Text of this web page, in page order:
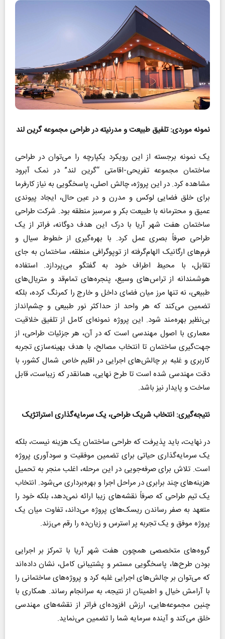
نمونه موردی: تلفیق طبیعت و مدرنیته در طراحی مجموعه گرین لند
یک نمونه برجسته از این رویکرد یکپارچه را می‌توان در طراحی
ساختمان مجموعه تفریحی-اقامتی “گرین لند” در نمک آبرود
مشاهده کرد. در این پروژه، چالش اصلی، پاسخگویی به نیاز کارفرما
برای خلق فضایی لوکس و مدرن و در عین حال، ایجاد پیوندی
عمیق و محترمانه با طبیعت بکر و سرسبز منطقه بود. شرکت طراحی
ساختمان هفت شهر آریا با درک این هدف دوگانه، فراتر از یک
طراحی صرفاً بصری عمل کرد. با بهره‌گیری از خطوط سیال و
فرم‌های ارگانیک الهام‌گرفته از توپوگرافی منطقه، ساختمان به جای
تقابل، با محیط اطراف خود به گفتگو می‌پردازد. استفاده
هوشمندانه از تراس‌های وسیع، پنجره‌های تمام‌قد و متریال‌های
طبیعی، نه تنها مرز میان فضای داخل و خارج را کمرنگ کرده، بلکه
تضمین می‌کند که هر واحد از حداکثر نور طبیعی و چشم‌انداز
بی‌نظیر بهره‌مند شود. این پروژه نمونه‌ای کامل از تلفیق خلاقیت
معماری با اصول مهندسی است که در آن، هر جزئیات طراحی، از
جهت‌گیری ساختمان تا انتخاب مصالح، با هدف بهینه‌سازی تجربه
کاربری و غلبه بر چالش‌های اجرایی در اقلیم خاص شمال کشور، با
دقت مهندسی شده است تا طرح نهایی، همانقدر که زیباست، قابل
ساخت و پایدار نیز باشد.
نتیجه‌گیری: انتخاب شریک طراحی، یک سرمایه‌گذاری استراتژیک
در نهایت، باید پذیرفت که طراحی ساختمان یک هزینه نیست، بلکه
یک سرمایه‌گذاری حیاتی برای تضمین موفقیت و سودآوری پروژه
است. تلاش برای صرفه‌جویی در این مرحله، اغلب منجر به تحمیل
هزینه‌های چند برابری در مراحل اجرا و بهره‌برداری می‌شود. انتخاب
یک تیم طراحی که صرفاً نقشه‌های زیبا ارائه نمی‌دهد، بلکه خود را
متعهد به صفر رساندن ریسک‌های پروژه می‌داند، تفاوت میان یک
پروژه موفق و یک تجربه پر استرس و زیان‌ده را رقم می‌زند.
گروه‌های متخصصی همچون هفت شهر آریا با تمرکز بر اجرایی
بودن طرح‌ها، پاسخگویی مستمر و پشتیبانی کامل، نشان داده‌اند
که می‌توان بر چالش‌های اجرایی غلبه کرد و پروژه‌های ساختمانی را
با آرامش خیال و اطمینان از نتیجه، به سرانجام رساند. همکاری با
چنین مجموعه‌هایی، ارزش افزوده‌ای فراتر از نقشه‌های مهندسی
خلق می‌کند و آینده سرمایه شما را تضمین می‌نماید.